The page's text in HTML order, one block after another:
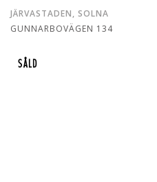
JÄRVASTADEN, SOLNA
GUNNARBOVÄGEN 134
SÅLD